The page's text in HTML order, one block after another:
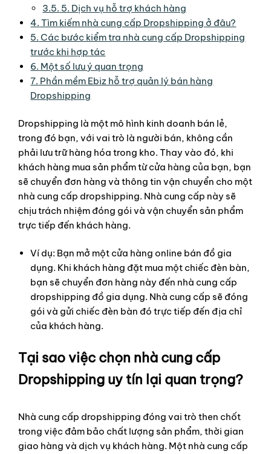
3.5. 5. Dịch vụ hỗ trợ khách hàng
4. Tìm kiếm nhà cung cấp Dropshipping ở đâu?
5. Các bước kiểm tra nhà cung cấp Dropshipping
trước khi hợp tác
6. Một số lưu ý quan trọng
7. Phần mềm Ebiz hỗ trợ quản lý bán hàng
Dropshipping
Dropshipping là một mô hình kinh doanh bán lẻ,
trong đó bạn, với vai trò là người bán, không cần
phải lưu trữ hàng hóa trong kho. Thay vào đó, khi
khách hàng mua sản phẩm từ cửa hàng của bạn, bạn
sẽ chuyển đơn hàng và thông tin vận chuyển cho một
nhà cung cấp dropshipping. Nhà cung cấp này sẽ
chịu trách nhiệm đóng gói và vận chuyển sản phẩm
trực tiếp đến khách hàng.
Ví dụ: Bạn mở một cửa hàng online bán đồ gia
dụng. Khi khách hàng đặt mua một chiếc đèn bàn,
bạn sẽ chuyển đơn hàng này đến nhà cung cấp
dropshipping đồ gia dụng. Nhà cung cấp sẽ đóng
gói và gửi chiếc đèn bàn đó trực tiếp đến địa chỉ
của khách hàng.
Tại sao việc chọn nhà cung cấp
Dropshipping uy tín lại quan trọng?
Nhà cung cấp dropshipping đóng vai trò then chốt
trong việc đảm bảo chất lượng sản phẩm, thời gian
giao hàng và dịch vụ khách hàng. Một nhà cung cấp